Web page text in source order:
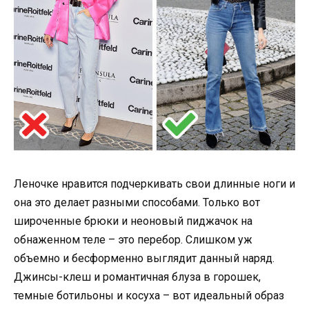
Леночке нравится подчеркивать свои длинные ноги и
она это делает разными способами. Только вот
широченные брюки и неоновый пиджачок на
обнаженном теле – это перебор. Слишком уж
объемно и бесформенно выглядит данный наряд.
Джинсы-клеш и романтичная блуза в горошек,
темные ботильоны и косуха – вот идеальный образ